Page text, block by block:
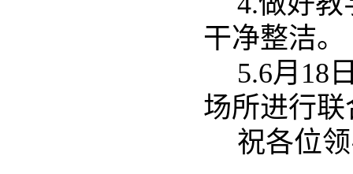
干净整洁。
5.6月18
场所进行
祝各位